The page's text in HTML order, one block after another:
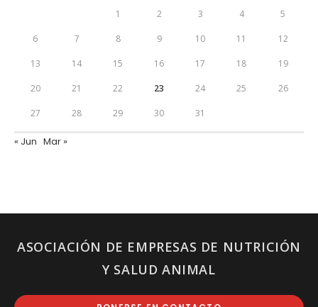
1 2 3 4 5
6 7 8 9 10 11 12
13 14 15 16 17 18 19
20 21 22 23 24 25 26
27 28 29 30 31
« Jun Mar »
ASOCIACIÓN DE EMPRESAS DE NUTRICIÓN
Y SALUD ANIMAL